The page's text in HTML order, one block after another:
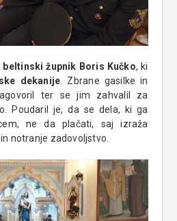
beltinski župnik Boris Kučko, ki
dekanije. Zbrane gasilke in
ter se jim zahvalil za
Poudaril je, da se dela, ki ga
ne da plačati, saj izraža
notranje zadovoljstvo.